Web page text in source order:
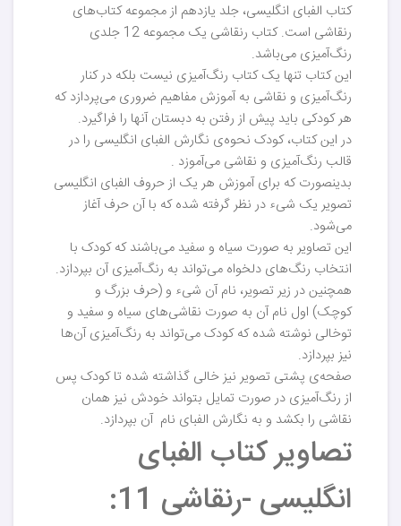
کتاب الفبای انگلیسی، جلد یازدهم از مجموعه کتاب‌های
رنقاشی است. کتاب رنقاشی یک مجموعه 12 جلدی
رنگ‌آمیزی می‌باشد.
این کتاب تنها یک کتاب رنگ‌آمیزی نیست بلکه در کنار
رنگ‌آمیزی و نقاشی به آموزش مفاهیم ضروری می‌پردازد که
هر کودکی باید پیش از رفتن به دبستان آنها را فراگیرد.
در این کتاب، کودک نحوه‌ی نگارش الفبای انگلیسی را در
قالب رنگ‌آمیزی و نقاشی می‌آموزد .
بدینصورت که برای آموزش هر یک از حروف الفبای انگلیسی
تصویر یک شیء در نظر گرفته شده که با آن حرف آغاز
می‌شود.
این تصاویر به صورت سیاه و سفید می‌باشند که کودک با
انتخاب رنگ‌های دلخواه می‌تواند به رنگ‌آمیزی آن بپردازد.
همچنین در زیر تصویر، نام آن شیء و (حرف بزرگ و
کوچک) اول نام آن به صورت نقاشی‌های سیاه و سفید و
توخالی نوشته شده که کودک می‌تواند به رنگ‌آمیزی آن‌ها
نیز بپردازد.
صفحه‌ی پشتی تصویر نیز خالی گذاشته شده تا کودک پس
از رنگ‌آمیزی در صورت تمایل بتواند خودش نیز همان
نقاشی را بکشد و به نگارش الفبای نام آن بپردازد.
تصاویر کتاب الفبای
انگلیسی -رنقاشی 11: